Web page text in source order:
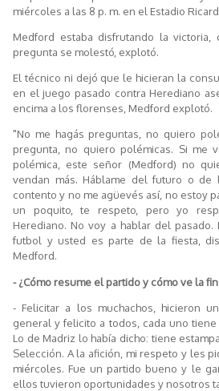
miércoles a las 8 p. m. en el Estadio
Medford estaba disfrutando la
pregunta se molestó, explotó.
El técnico ni dejó que le hicieran la
en el juego pasado contra Herediano
encima a los florenses, Medford explotó.
"No me hagás preguntas, no quiero
pregunta, no quiero polémicas. Si me
polémica, este señor (Medford) no
vendan más. Háblame del futuro o
contento y no me agüevés así, no estoy
un poquito, te respeto, pero yo
Herediano. No voy a hablar del
futbol y usted es parte de la fiesta,
Medford.
- ¿Cómo resume el partido y cómo ve la
- Felicitar a los muchachos, hicieron
general y felicito a todos, cada uno
Lo de Madriz lo había dicho: tiene
Selección. A la afición, mi respeto y les
miércoles. Fue un partido bueno y le
ellos tuvieron oportunidades y nosotros